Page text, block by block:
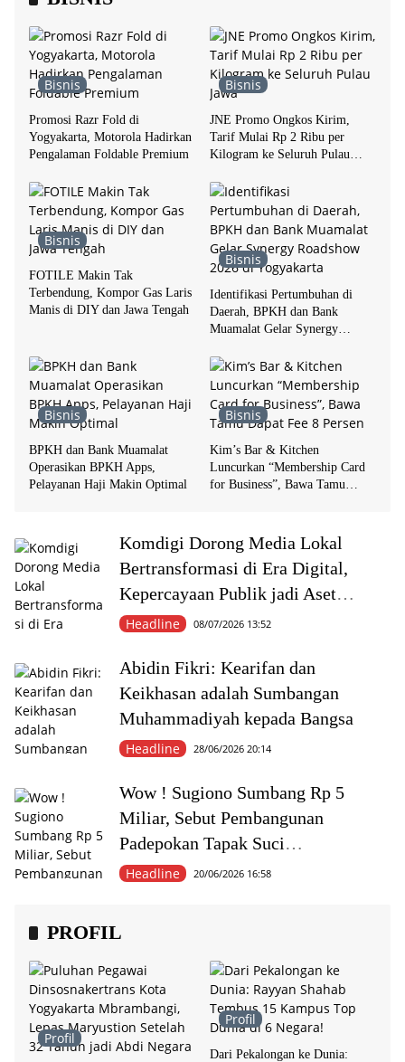
Bisnis
Promosi Razr Fold di
Yogyakarta, Motorola Hadirkan
Pengalaman Foldable Premium
Bisnis
JNE Promo Ongkos Kirim,
Tarif Mulai Rp 2 Ribu per
Kilogram ke Seluruh Pulau
Bisnis
FOTILE Makin Tak
Terbendung, Kompor Gas Laris
Manis di DIY dan Jawa Tengah
Bisnis
Identifikasi Pertumbuhan di
Daerah, BPKH dan Bank
Muamalat Gelar Synergy
Bisnis
BPKH dan Bank Muamalat
Operasikan BPKH Apps,
Pelayanan Haji Makin Optimal
Bisnis
Kim’s Bar & Kitchen
Luncurkan “Membership Card
for Business”, Bawa Tamu
Komdigi Dorong Media Lokal
Bertransformasi di Era Digital,
Kepercayaan Publik jadi Aset
Terbesar Media
Headline 08/07/2026 13:52
Abidin Fikri: Kearifan dan
Keikhasan adalah Sumbangan
Muhammadiyah kepada Bangsa
Headline 28/06/2026 20:14
Wow ! Sugiono Sumbang Rp 5
Miliar, Sebut Pembangunan
Padepokan Tapak Suci
Muhammadiyah Sangat Visioner
Headline 20/06/2026 16:58
PROFIL
Profil
Profil
Dari Pekalongan ke Dunia: